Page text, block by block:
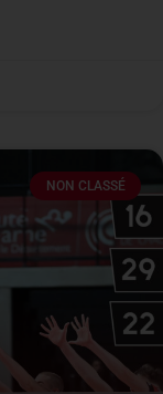
NON CLASSÉ